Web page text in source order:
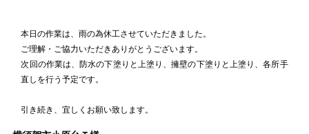
本日の作業は、雨の為休工させていただきました。
ご理解・ご協力いただきありがとうございます。
次回の作業は、防水の下塗りと上塗り、擁壁の下塗りと上塗り、各所手
直しを行う予定です。
引き続き、宜しくお願い致します。